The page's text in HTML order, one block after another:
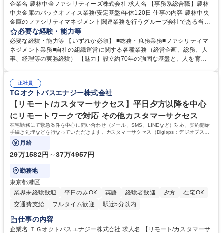
企業名 農林中金ファシリティーズ株式会社 求人名 【事務系総合職】農林
中央金庫のバックオフィス業務/安定基盤/年休120日 仕事の内容 農林中央
金庫のファシリティマネジメント関連業務を行うグループ会社である当社
にて、総務・庶務業務やファシリティマネジメントを行う事務系総合職を
募集いたします。 ■総務・庶務業務：外部委託先（外注先）や契約書の管
理、総務部門での管理業務、会計管理や決算業務、印刷物等の制作管理等
※親会社である農林中央金庫から受託した総務庶務業務 ■ファシリティマ
関する各種業務（経営企画、総務、人事、経理等） 募集職種 【事務系総
合職】農林中央金庫のバックオフィス業務/安定基盤/年休120日
必要な経験・能力等
必要な経験・能力等 【いずれか必須】 ■総務・庶務業務■ファシリティマ
ネジメント業務■自社の組織運営に関する各種業務（経営企画、総務、人
事、経理等の実務経験） 【魅力】設立約70年の強固な基盤と、人を育て
す。 また、業務がしっかりと基準化されており、中途入社でも質問しやす
く馴染みやすい和やかな社風です。さらに、簿記やファシリティマネジャ
ーなどの資格取得に向けた費用負担や報奨金制度が非常に手厚く、成長で
きる環境です。 学歴・資格 学歴：大学院 大学 高専 短大 語学力： 資格：
日商簿記検定2級
正社員
TGオクトパスエナジー株式会社
【リモート/カスタマーサクセス】平日夕方以降を中心
にリモートワークで対応 その他カスタマーサクセス
在宅勤務にて緊急案件を中心に問い合わせ（メール、SMS、LINEなど）対応、契約開始
手続き処理などを行なっていただきます。カスタマーサクセス（Digiops：デジオプス）
と運用構築の業務となります。
月給
29万1582円～37万4957円
勤務地
東京都港区
業界未経験歓迎
平日のみOK 英語 経験者歓迎 夕方
在宅OK
交通費支給
フルタイム歓迎 駅近5分以内
仕事の内容
企業名 ＴＧオクトパスエナジー株式会社 求人名 【リモート/カスタマーサ